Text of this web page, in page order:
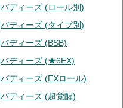
バディーズ (ロール別)
バディーズ (タイプ別)
バディーズ (BSB)
バディーズ (★6EX)
バディーズ (EXロール)
バディーズ (超覚醒)